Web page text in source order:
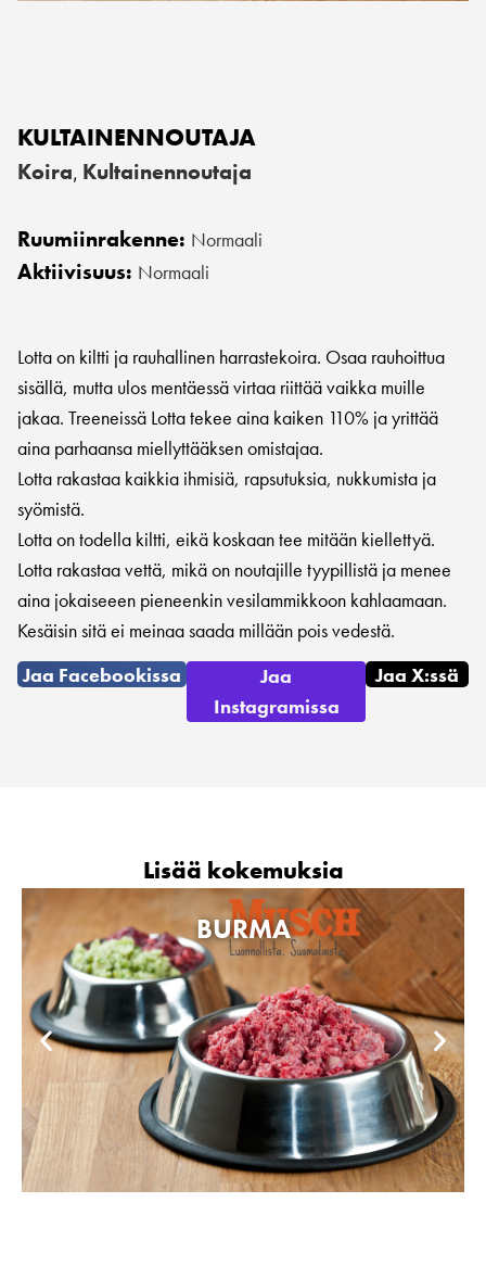
KULTAINENNOUTAJA
Koira, Kultainennoutaja
Ruumiinrakenne: Normaali
Aktiivisuus: Normaali
Lotta on kiltti ja rauhallinen harrastekoira. Osaa rauhoittua
sisällä, mutta ulos mentäessä virtaa riittää vaikka muille
jakaa. Treeneissä Lotta tekee aina kaiken 110% ja yrittää
aina parhaansa miellyttääksen omistajaa.
Lotta rakastaa kaikkia ihmisiä, rapsutuksia, nukkumista ja
syömistä.
Lotta on todella kiltti, eikä koskaan tee mitään kiellettyä.
Lotta rakastaa vettä, mikä on noutajille tyypillistä ja menee
aina jokaiseeen pieneenkin vesilammikkoon kahlaamaan.
Kesäisin sitä ei meinaa saada millään pois vedestä.
Jaa Facebookissa
Jaa
Instagramissa
Jaa X:ssä
Lisää kokemuksia
BURMA